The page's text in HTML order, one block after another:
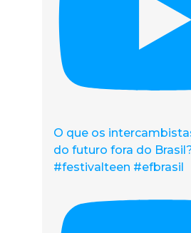
O que os
do futuro fora do
#festivalteen #efbrasil